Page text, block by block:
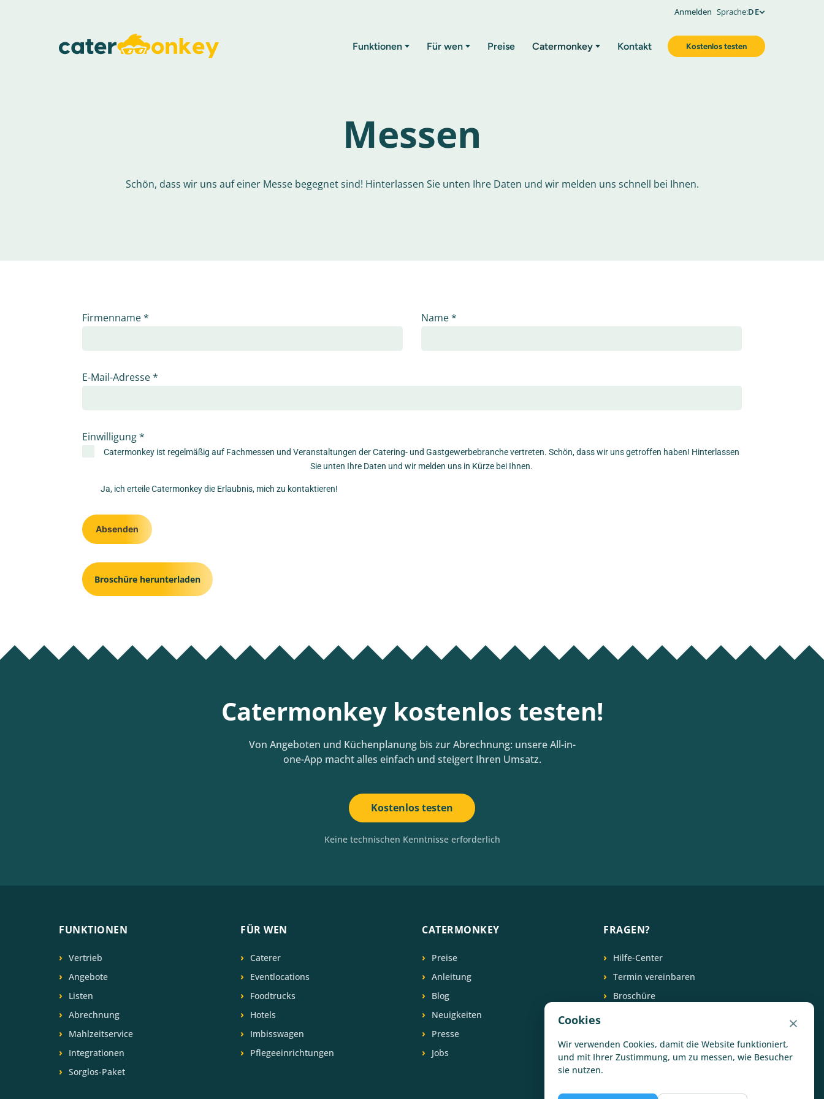
Anmelden Sprache:DE
Funktionen Für wen Preise Catermonkey Kontakt Kostenlos testen
Messen
Schön, dass wir uns auf einer Messe begegnet sind! Hinterlassen Sie unten Ihre Daten und wir melden uns schnell bei Ihnen.
Firmenname* Name*
E-Mail-Adresse*
Einwilligung*
Catermonkey ist regelmäßig auf Fachmessen und Veranstaltungen der Catering- und Gastgewerbebranche vertreten. Schön, dass wir uns getroffen haben! Hinterlassen
Sie unten Ihre Daten und wir melden uns in Kürze bei Ihnen.
Ja, ich erteile Catermonkey die Erlaubnis, mich zu kontaktieren!
Absenden
Broschüre herunterladen
Catermonkey kostenlos testen!
Von Angeboten und Küchenplanung bis zur Abrechnung: unsere All-in-
one-App macht alles einfach und steigert Ihren Umsatz.
Kostenlos testen
Keine technischen Kenntnisse erforderlich
FUNKTIONEN
Vertrieb
Angebote
Listen
Abrechnung
Mahlzeitservice
Integrationen
Sorglos-Paket
FÜR WEN
Caterer
Eventlocations
Foodtrucks
Hotels
Imbisswagen
Pflegeeinrichtungen
CATERMONKEY
Preise
Anleitung
Blog
Neuigkeiten
Presse
Jobs
FRAGEN?
Hilfe-Center
Termin vereinbaren
Broschüre
FOLGEN SIE UNS
Cookies ×
Wir verwenden Cookies, damit die Website funktioniert,
und mit Ihrer Zustimmung, um zu messen, wie Besucher
sie nutzen.